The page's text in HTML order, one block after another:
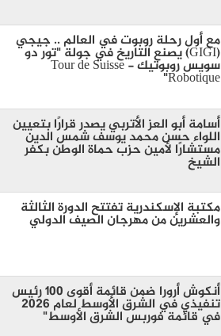
مع أول رحلة روبوت في العالم .. جيجي
(GIGI) يصنع التاريخ في جولة "تور دو
سويس روبوتيك - Tour de Suisse
Robotique"
أسامة أبو العز الأتربي يصدر قرارًا بتعيين
اللواء حسن محمد يوسف شمس الدين
مستشارًا لأمين حزب حماة الوطن بكفر
الشيخ
مكتبة الإسكندرية تفتتح الدورة الثالثة
والعشرين من مهرجان الصيف الدولي
أنكوش أرورا ضمن قائمة أقوى 100 رئيس
تنفيذي في الشرق الأوسط لعام 2026
في قائمة فوربس الشرق الأوسط"